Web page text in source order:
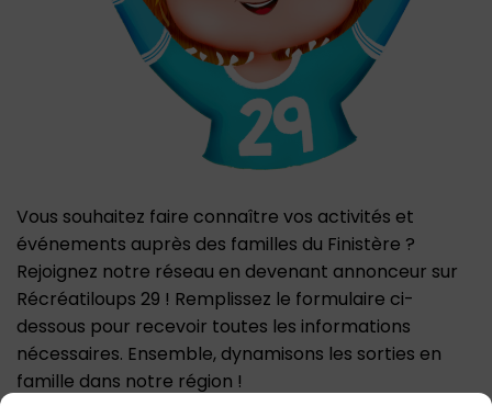
Vous souhaitez faire connaître vos activités et
événements auprès des familles du Finistère ?
Rejoignez notre réseau en devenant annonceur sur
Récréatiloups 29 ! Remplissez le formulaire ci-
dessous pour recevoir toutes les informations
nécessaires. Ensemble, dynamisons les sorties en
famille dans notre région !